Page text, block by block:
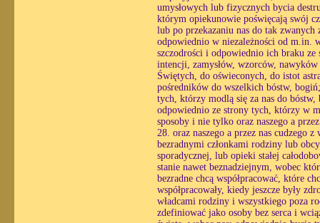
umysłowych lub fizycznych bycia
którym opiekunowie poświęcają swój
lub po przekazaniu nas do tak
odpowiednio w niezależności od m.in.
szczodrości i odpowiednio ich braku ze
intencji, zamysłów, wzorców,
Świętych, do oświeconych, do istot
pośredników do wszelkich bóstw,
tych, którzy modlą się za nas do
odpowiednio ze strony tych, którzy w
sposoby i nie tylko oraz naszego a
28. oraz naszego a przez nas cudzego
bezradnymi członkami rodziny lub
sporadycznej, lub opieki stałej
stanie nawet beznadziejnym, wobec
bezradne chcą współpracować, które
współpracowały, kiedy jeszcze były
władcami rodziny i wszystkiego poza
zdefiniować jako osoby bez serca i